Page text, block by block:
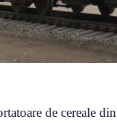
de cereale